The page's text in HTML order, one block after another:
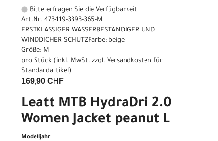
Bitte erfragen Sie die Verfügbarkeit
Art.Nr. 473-119-3393-365-M
ERSTKLASSIGER WASSERBESTÄNDIGER UND
WINDDICHER SCHUTZFarbe: beige
Größe: M
pro Stück (inkl. MwSt. zzgl. Versandkosten für
Standardartikel)
169,90 CHF
Leatt MTB HydraDri 2.0
Women Jacket peanut L
Modelljahr